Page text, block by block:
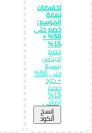
تخفيضات
نهاية
الموسم:
خصم حتى
50% +
15%
خصم
اديداس
بنسبة
حتى 50%
+ كود
خصم
15%
إضافي
إِنسخ
الكود